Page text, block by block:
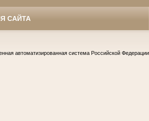
САЙТА
автоматизированная система Российской